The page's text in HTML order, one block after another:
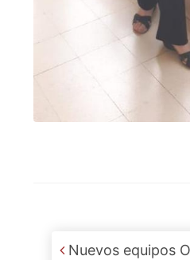
Post
Nuevos equipos